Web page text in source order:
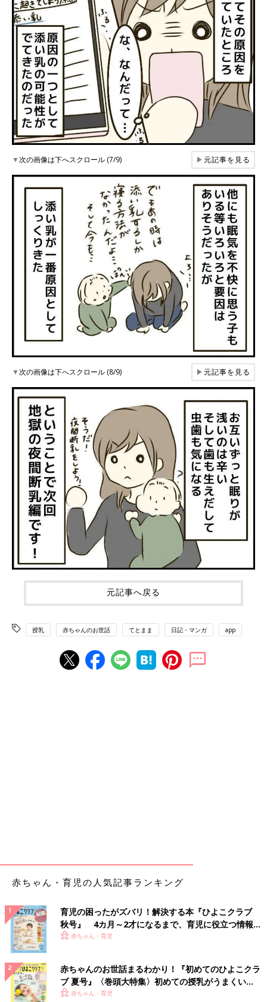
▼次の画像は下へスクロール (7/9) ▶元記事を見る
▼次の画像は下へスクロール (8/9) ▶元記事を見る
元記事へ戻る
授乳 赤ちゃんのお世話 てとまま 日記・マンガ app
赤ちゃん・育児の人気記事ランキング
育児の困ったがズバリ！解決する本『ひよこクラブ
秋号』 4カ月～2才になるまで、育児に役立つ情報が
いっぱい！
赤ちゃん・育児
赤ちゃんのお世話まるわかり！『初めてのひよこクラ
ブ 夏号』〈巻頭大特集〉初めての授乳がうまくい
く！ おっぱい・ミルクの基本と夏のトラブル 解決テ
赤ちゃん・育児